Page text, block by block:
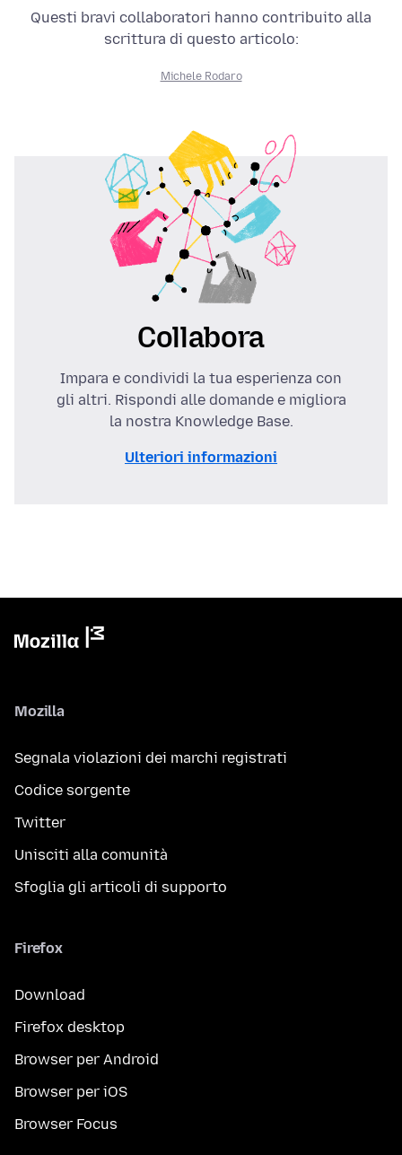
Questi bravi collaboratori hanno contribuito alla
scrittura di questo articolo:
Michele Rodaro
Collabora
Impara e condividi la tua esperienza con
gli altri. Rispondi alle domande e migliora
la nostra Knowledge Base.
Ulteriori informazioni
Mozilla
Segnala violazioni dei marchi registrati
Codice sorgente
Twitter
Unisciti alla comunità
Sfoglia gli articoli di supporto
Firefox
Download
Firefox desktop
Browser per Android
Browser per iOS
Browser Focus